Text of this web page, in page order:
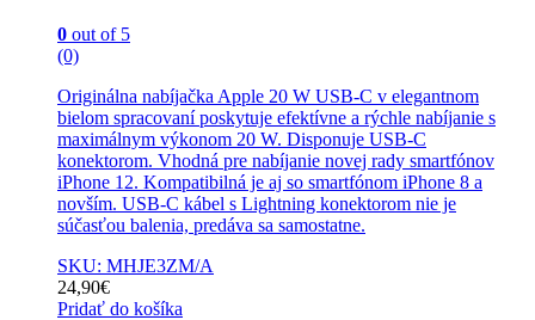
0 out of 5
(0)
Originálna nabíjačka Apple 20 W USB-C v elegantnom
bielom spracovaní poskytuje efektívne a rýchle nabíjanie s
maximálnym výkonom 20 W. Disponuje USB-C
konektorom. Vhodná pre nabíjanie novej rady smartfónov
iPhone 12. Kompatibilná je aj so smartfónom iPhone 8 a
novším. USB-C kábel s Lightning konektorom nie je
súčasťou balenia, predáva sa samostatne.
SKU: MHJE3ZM/A
24,90€
Pridať do košíka